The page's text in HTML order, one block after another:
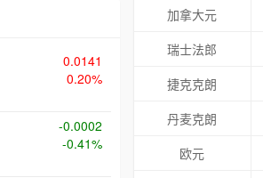
0.0141
0.20%
-0.0002
-0.41%
加拿大元
瑞士法郎
捷克克朗
丹麦克朗
欧元